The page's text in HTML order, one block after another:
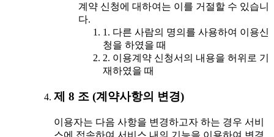
계약 신청에 대하여는 이를 거절할 수 있습니
다.
1. 다른 사람의 명의를 사용하여 이용신
청을 하였을 때
2. 이용계약 신청서의 내용을 허위로 기
재하였을 때
제 8 조 (계약사항의 변경)
이용자는 다음 사항을 변경하고자 하는 경우 서비
스에 접속하여 서비스 내의 기능을 이용하여 변경